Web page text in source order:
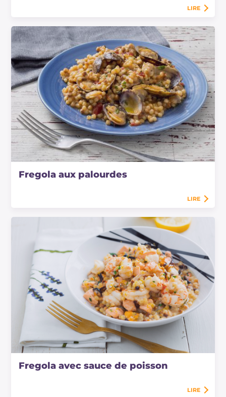
LIRE
Fregola aux palourdes
LIRE
Fregola avec sauce de poisson
LIRE